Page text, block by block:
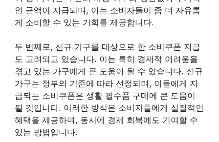
인 금액이 지급되며, 이는 소비자들이 좀 더 자유롭
게 소비할 수 있는 기회를 제공합니다.
두 번째로, 신규 가구를 대상으로 한 소비쿠폰 지급
도 고려되고 있습니다. 이는 특히 경제적 어려움을
겪고 있는 가구에게 큰 도움이 될 수 있습니다. 신규
가구는 정부의 기준에 따라 선정되며, 이들에게 지
급되는 소비쿠폰은 생활 필수품 구매에 큰 도움이
될 것입니다. 이러한 방식은 소비자들에게 실질적인
혜택을 제공하며, 동시에 경제 회복에도 기여할 수
있는 방법입니다.